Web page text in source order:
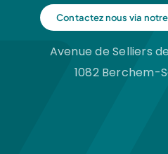
Contactez nous via
Avenue de Selliers
1082 Berchem-